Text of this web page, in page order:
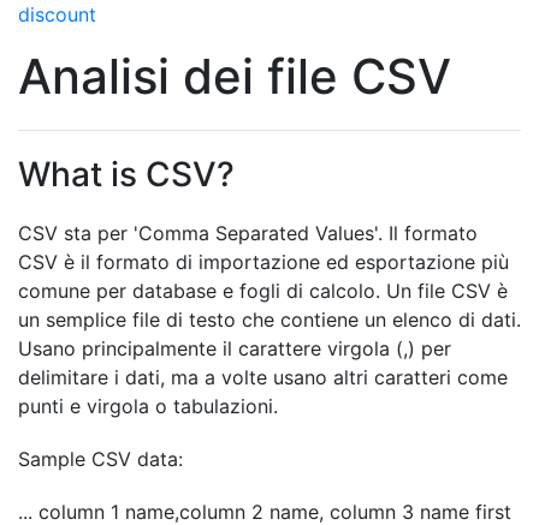
discount
Analisi dei file CSV
What is CSV?
CSV sta per 'Comma Separated Values'. Il formato
CSV è il formato di importazione ed esportazione più
comune per database e fogli di calcolo. Un file CSV è
un semplice file di testo che contiene un elenco di dati.
Usano principalmente il carattere virgola (,) per
delimitare i dati, ma a volte usano altri caratteri come
punti e virgola o tabulazioni.
Sample CSV data:
... column 1 name,column 2 name, column 3 name first